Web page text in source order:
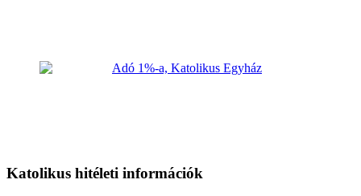
Katolikus hitéleti információk